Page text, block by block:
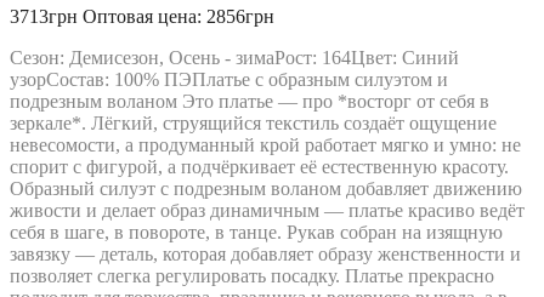
MODA-URS
MUBLIZ
NEEDLE REVERTEX
NINELE
NOVA LINE
ORHIDEYA LUX
PIRS
PRETTY
PUR PUR
RIVOLI
RUNELLA
SODA
SOLOMEYA LUX
Svetlana-Style
3713грн Оптовая цена: 2856грн
Сезон: Демисезон, Осень - зимаРост: 164Цвет: Синий
узорСостав: 100% ПЭПлатье с образным силуэтом и
подрезным воланом Это платье — про *восторг от себя в
зеркале*. Лёгкий, струящийся текстиль создаёт ощущение
невесомости, а продуманный крой работает мягко и умно: не
спорит с фигурой, а подчёркивает её естественную красоту.
Образный силуэт с подрезным воланом добавляет движению
живости и делает образ динамичным — платье красиво ведёт
себя в шаге, в повороте, в танце. Рукав собран на изящную
завязку — деталь, которая добавляет образу женственности и
позволяет слегка регулировать посадку. Платье прекрасно